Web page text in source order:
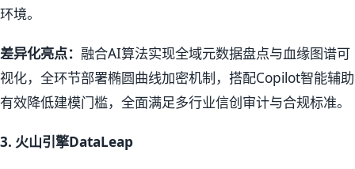
环境。
差异化亮点： 融合AI算法实现全域元数据盘点与血缘图谱可
视化，全环节部署椭圆曲线加密机制，搭配Copilot智能辅助
有效降低建模门槛，全面满足多行业信创审计与合规标准。
3. 火山引擎DataLeap